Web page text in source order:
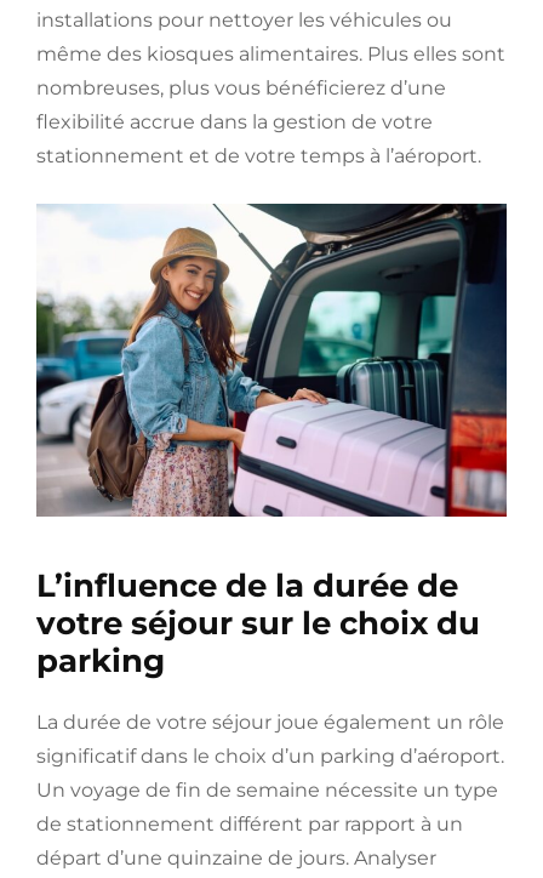
installations pour nettoyer les véhicules ou
même des kiosques alimentaires. Plus elles sont
nombreuses, plus vous bénéficierez d’une
flexibilité accrue dans la gestion de votre
stationnement et de votre temps à l’aéroport.
L’influence de la durée de
votre séjour sur le choix du
parking
La durée de votre séjour joue également un rôle
significatif dans le choix d’un parking d’aéroport.
Un voyage de fin de semaine nécessite un type
de stationnement différent par rapport à un
départ d’une quinzaine de jours. Analyser